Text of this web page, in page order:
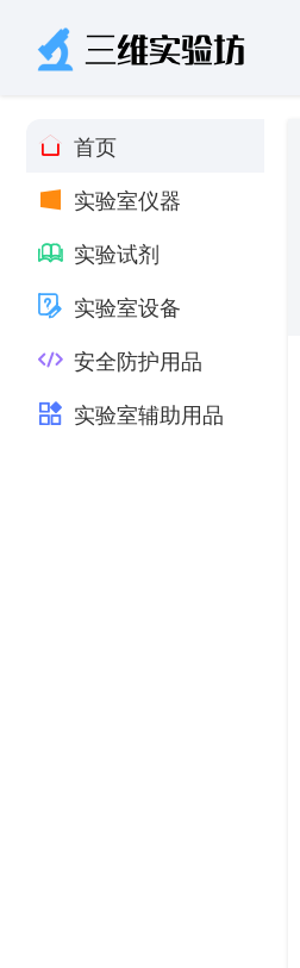
首页
实验室仪器
实验试剂
实验室设备
安全防护用品
实验室辅助用品